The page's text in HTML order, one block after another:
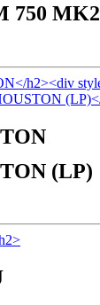
750 MK2
(LP)